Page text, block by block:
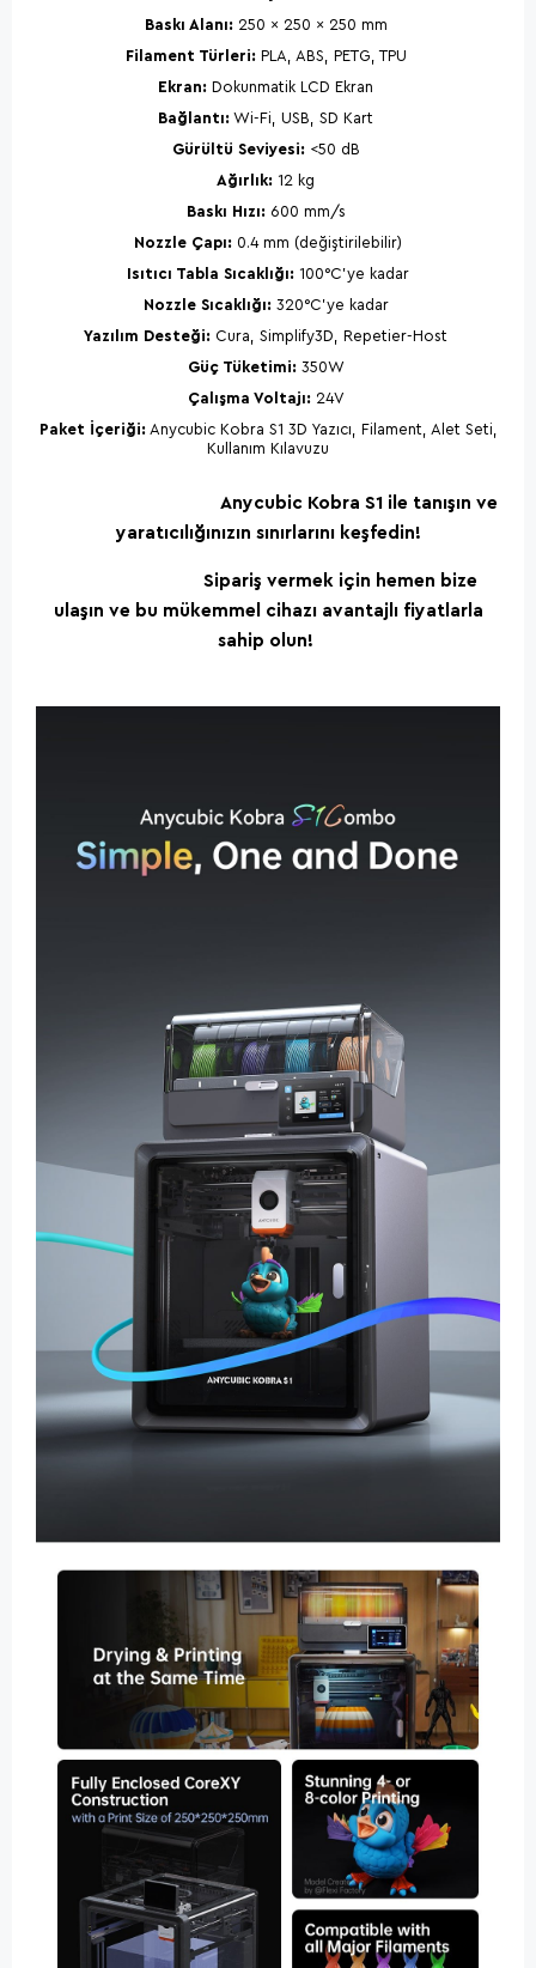
Baskı Alanı:250 x 250 x 250 mm
Filament Türleri:PLA, ABS, PETG, TPU
Ekran: Dokunmatik LCD Ekran
Bağlantı: Wi-Fi, USB, SD Kart
Gürültü Seviyesi:<50 dB
Ağırlık: 12 kg
Baskı Hızı:600 mm/s
Nozzle Çapı: 0.4 mm (değiştirilebilir)
Isıtıcı Tabla Sıcaklığı: 100°C'ye kadar
Nozzle Sıcaklığı:320°C'ye kadar
Yazılım Desteği: Cura, Simplify3D, Repetier-Host
Güç Tüketimi: 350W
Çalışma Voltajı: 24V
Paket İçeriği:Anycubic Kobra S1 3D Yazıcı, Filament, Alet Seti,
Kullanım Kılavuzu
Anycubic Kobra S1 ile tanışın ve
yaratıcılığınızın sınırlarını keşfedin!
Sipariş vermek için hemen bize
ulaşın ve bu mükemmel cihazı avantajlı fiyatlarla
sahip olun!